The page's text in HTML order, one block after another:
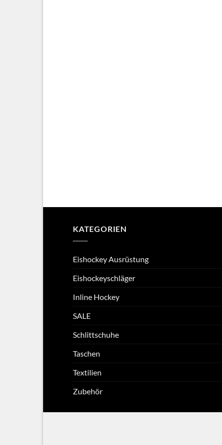
KATEGORIEN
Eishockey Ausrüstung
Eishockeyschläger
Inline Hockey
SALE
Schlittschuhe
Taschen
Textilien
Zubehör